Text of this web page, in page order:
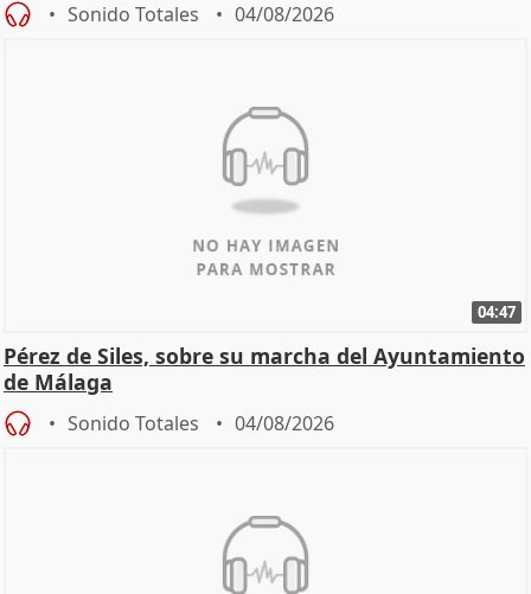
Sonido Totales 04/08/2026
04:47
Pérez de Siles, sobre su marcha del Ayuntamiento
de Málaga
Sonido Totales 04/08/2026